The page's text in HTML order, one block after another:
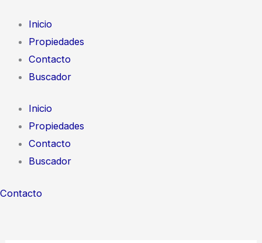
Inicio
Propiedades
Contacto
Buscador
Inicio
Propiedades
Contacto
Buscador
Contacto